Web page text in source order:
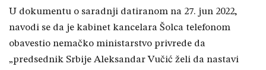
U dokumentu o saradnji datiranom na 27. jun 2022,
navodi se da je kabinet kancelara Šolca telefonom
obavestio nemačko ministarstvo privrede da
„predsednik Srbije Aleksandar Vučić želi da nastavi